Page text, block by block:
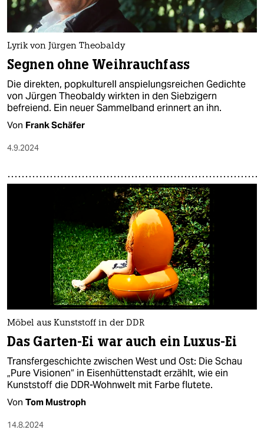
Lyrik von Jürgen Theobaldy
Segnen ohne Weihrauchfass
Die direkten, popkulturell anspielungsreichen Gedichte
von Jürgen Theobaldy wirkten in den Siebzigern
befreiend. Ein neuer Sammelband erinnert an ihn.
Von Frank Schäfer
4.9.2024
Möbel aus Kunststoff in der DDR
Das Garten-Ei war auch ein Luxus-Ei
Transfergeschichte zwischen West und Ost: Die Schau
„Pure Visionen“ in Eisenhüttenstadt erzählt, wie ein
Kunststoff die DDR-Wohnwelt mit Farbe flutete.
Von Tom Mustroph
14.8.2024